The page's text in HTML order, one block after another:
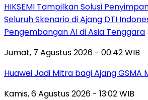
HIKSEMI Tampilkan Solusi
Seluruh Skenario di Ajang DTI
Pengembangan AI di Asia Tenggara
Jumat, 7 Agustus 2026 - 00:42 WIB
Huawei Jadi Mitra bagi Ajang GSMA
Kamis, 6 Agustus 2026 - 13:02 WIB